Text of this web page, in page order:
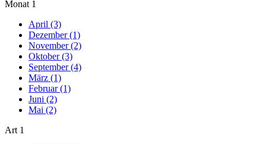
Monat 1
April (3)
Dezember (1)
November (2)
Oktober (3)
September (4)
März (1)
Februar (1)
Juni (2)
Mai (2)
Art 1